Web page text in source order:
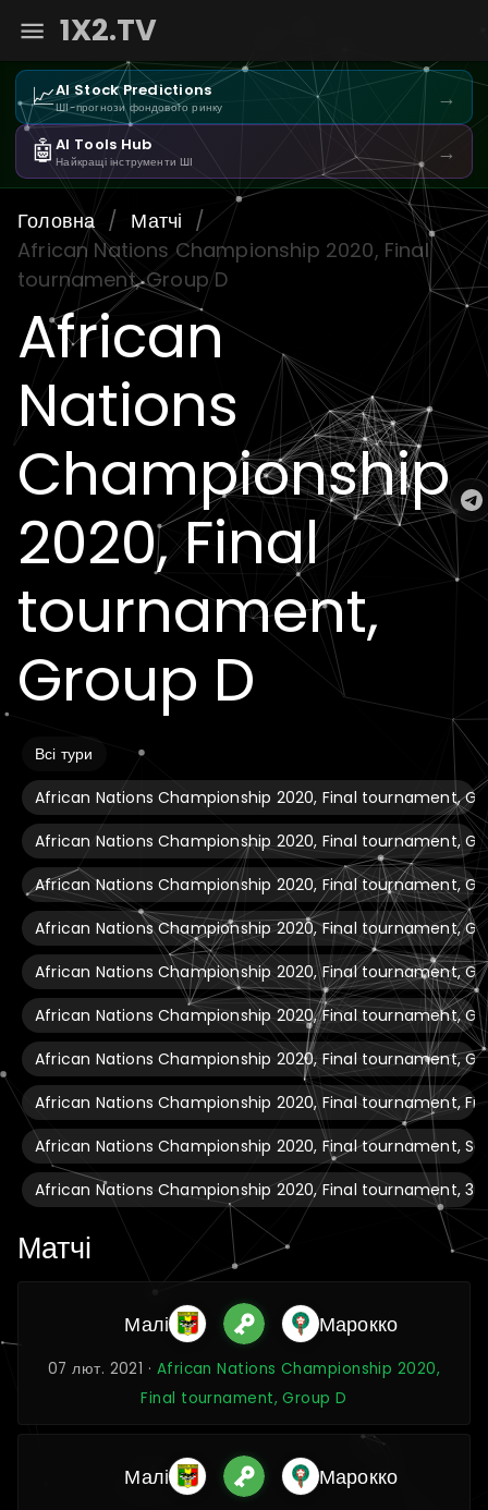
1X2.TV
📈AI Stock Predictions
ШІ-прогнози фондового ринку →
🤖AI Tools Hub
Найкращі інструменти ШІ →
Головна / Матчі /
African Nations Championship 2020, Final
tournament, Group D
African
Nations
Championship
2020, Final
tournament,
Group D
Всі тури
African Nations Championship 2020, Final tournament,
African Nations Championship 2020, Final tournament,
African Nations Championship 2020, Final tournament,
African Nations Championship 2020, Final tournament,
African Nations Championship 2020, Final tournament,
African Nations Championship 2020, Final tournament,
African Nations Championship 2020, Final tournament,
African Nations Championship 2020, Final tournament,
African Nations Championship 2020, Final tournament,
African Nations Championship 2020, Final tournament,
Матчі
Малі Марокко
07 лют. 2021 · African Nations Championship 2020,
Final tournament, Group D
Малі Марокко